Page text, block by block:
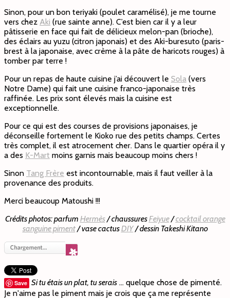
Sinon, pour un bon teriyaki (poulet caramélisé), je me tourne
vers chez Aki (rue sainte anne). C’est bien car il y a leur
pâtisserie en face qui fait de délicieux melon-pan (brioche),
des éclairs au yuzu (citron japonais) et des Aki-buresuto (paris-
brest à la japonaise, avec crème à la pâte de haricots rouges) à
tomber par terre !
Pour un repas de haute cuisine j’ai découvert le Sola (vers
Notre Dame) qui fait une cuisine franco-japonaise très
raffinée. Les prix sont élevés mais la cuisine est
exceptionnelle.
Pour ce qui est des courses de provisions japonaises, je
déconseille fortement le Kioko rue des petits champs. Certes
très complet, il est atrocement cher. Dans le quartier opéra il y
a des K-Mart moins garnis mais beaucoup moins chers !
Sinon Tang Frère est incontournable, mais il faut veiller à la
provenance des produits.
Merci beaucoup Matoushi !!!
Crédits photos: parfum Hermès/ chaussuresFeiyue/cocktail orange
sanguine piment/ vase cactusDIY/ dessin Takeshi Kitano
Save Si tu étais un plat, tu serais … quelque chose de pimenté.
Je n'aime pas le piment mais je crois que ça me représente